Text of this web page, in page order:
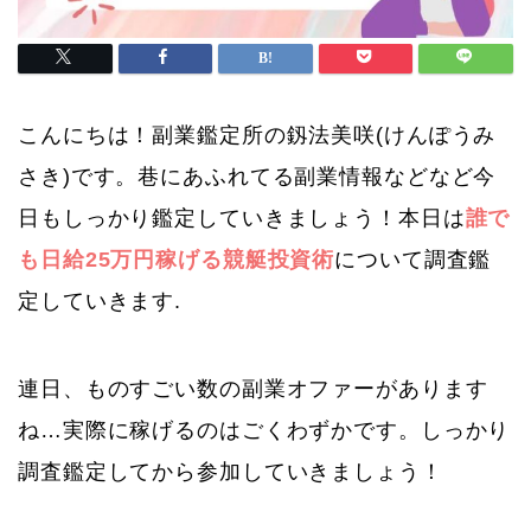
こんにちは！副業鑑定所の釼法美咲(けんぽうみ
さき)です。巷にあふれてる副業情報などなど今
日もしっかり鑑定していきましょう！本日は誰で
も日給25万円稼げる競艇投資術について調査鑑
定していきます.
連日、ものすごい数の副業オファーがあります
ね…実際に稼げるのはごくわずかです。しっかり
調査鑑定してから参加していきましょう！